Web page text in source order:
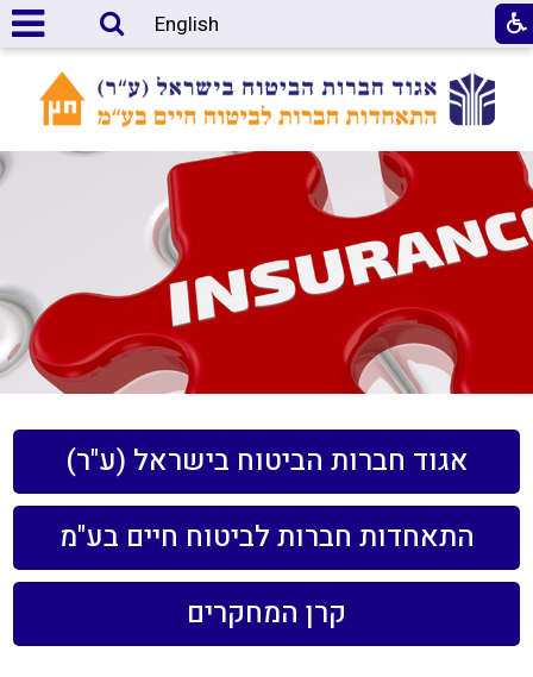
English
אגוד חברות הביטוח בישראל (ע"ר)
התאחדות חברות לביטוח חיים בע"מ
קרן המחקרים